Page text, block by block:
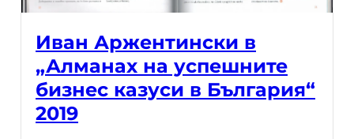
Иван Аржентински в
„Алманах на успешните
бизнес казуси в България“
2019